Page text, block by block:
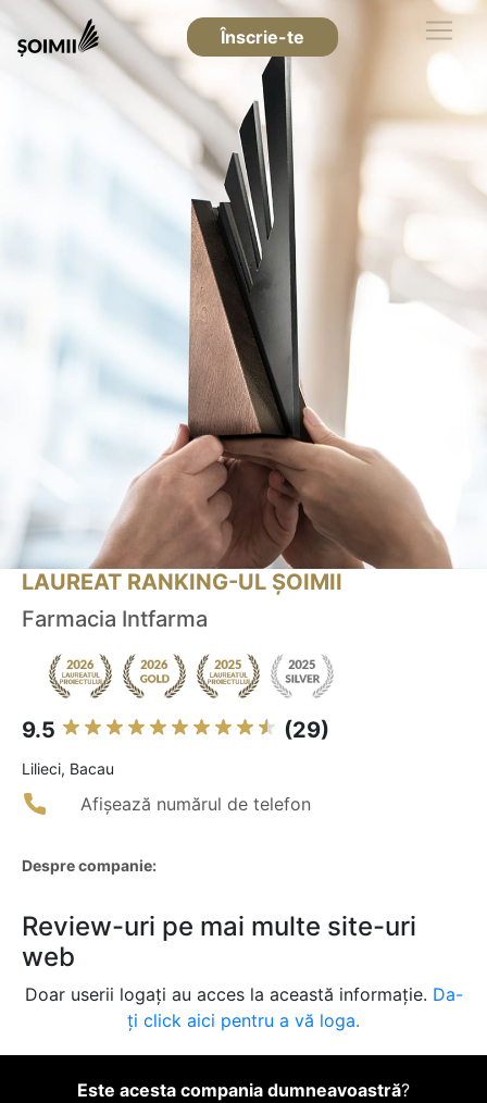
Înscrie-te
LAUREAT RANKING-UL ȘOIMII
Farmacia Intfarma
9.5 (29)
Lilieci, Bacau
Afișează numărul de telefon
Despre companie:
Review-uri pe mai multe site-uri
web
Doar userii logați au acces la această informație. Da-
ți click aici pentru a vă loga.
Este acesta compania dumneavoastră?